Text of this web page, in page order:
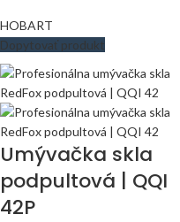
HOBART
Dopytovať produkt
Umývačka skla
podpultová | QQI
42P